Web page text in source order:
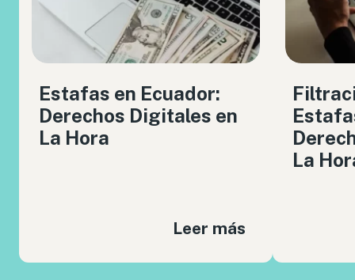
Estafas en Ecuador:
Derechos Digitales en
La Hora
Leer más
La